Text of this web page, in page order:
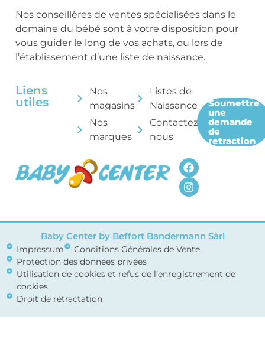
Nos conseillères de ventes spécialisées dans le
domaine du bébé sont à votre disposition pour
vous guider le long de vos achats, ou lors de
l’établissement d’une liste de naissance.
Liens
utiles
Nos
magasins
Nos
marques
Listes de
Naissance
Contactez-
nous
Soumettre
une
demande
de
retraction
Baby Center by Beffort Bandermann Sàrl
Impressum
Conditions Générales de Vente
Protection des données privées
Utilisation de cookies et refus de l’enregistrement de
cookies
Droit de rétractation